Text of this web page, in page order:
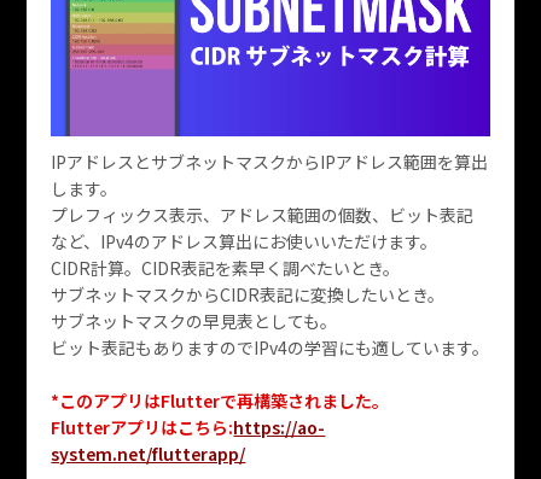
IPアドレスとサブネットマスクからIPアドレス範囲を算出
します。
プレフィックス表示、アドレス範囲の個数、ビット表記
など、IPv4のアドレス算出にお使いいただけます。
CIDR計算。CIDR表記を素早く調べたいとき。
サブネットマスクからCIDR表記に変換したいとき。
サブネットマスクの早見表としても。
ビット表記もありますのでIPv4の学習にも適しています。
*このアプリはFlutterで再構築されました。
Flutterアプリはこちら:https://ao-
system.net/flutterapp/